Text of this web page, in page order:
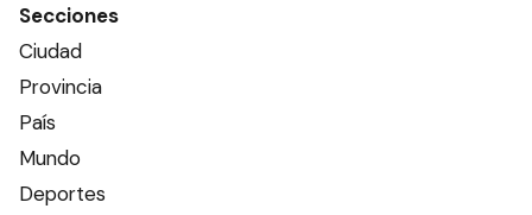
Secciones
Ciudad
Provincia
País
Mundo
Deportes